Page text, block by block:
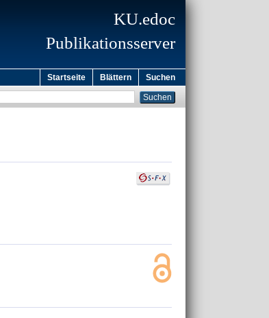
KU.edoc
Publikationsserver
Startseite Blättern Suchen